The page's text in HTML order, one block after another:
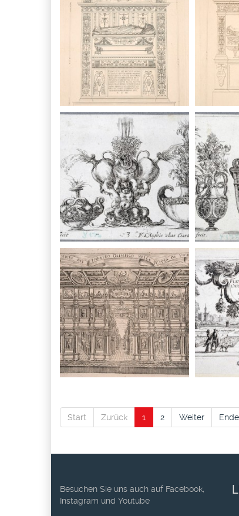
Start Zurück 1 2 Weiter Ende
Besuchen Sie uns auch auf Facebook,
Instagram und Youtube